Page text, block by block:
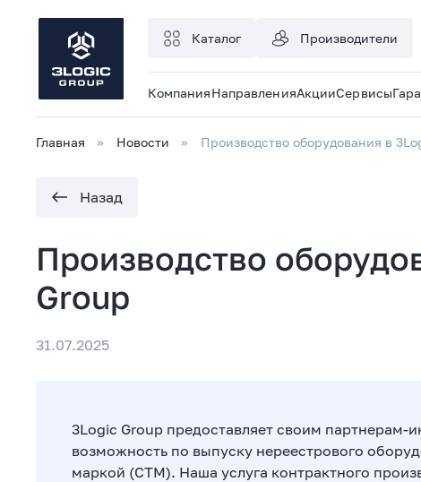
Каталог Производители
КомпанияНаправленияАкцииСервисы
Главная Новости Производство оборудования в
Назад
Производство
Group
31.07.2025
3Logic Group предоставляет своим партнерам-
возможность по выпуску нереестрового
маркой (СТМ). Наша услуга контрактного